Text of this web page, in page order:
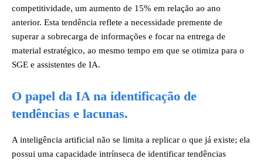
competitividade, um aumento de 15% em relação ao ano
anterior. Esta tendência reflete a necessidade premente de
superar a sobrecarga de informações e focar na entrega de
material estratégico, ao mesmo tempo em que se otimiza para o
SGE e assistentes de IA.
O papel da IA na identificação de
tendências e lacunas.
A inteligência artificial não se limita a replicar o que já existe; ela
possui uma capacidade intrínseca de identificar tendências